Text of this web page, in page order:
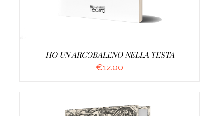
HO UN ARCOBALENO NELLA TESTA
€12.00